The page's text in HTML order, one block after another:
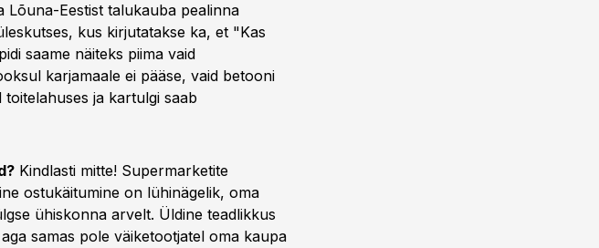
Eestist talukauba pealinna
kus kirjutatakse ka, et "Kas
saame näiteks piima vaid
karjamaale ei pääse, vaid betooni
ja kartulgi saab
Kindlasti mitte! Supermarketite
ostukäitumine on lühinägelik, oma
ühiskonna arvelt. Üldine teadlikkus
samas pole väiketootjatel oma kaupa